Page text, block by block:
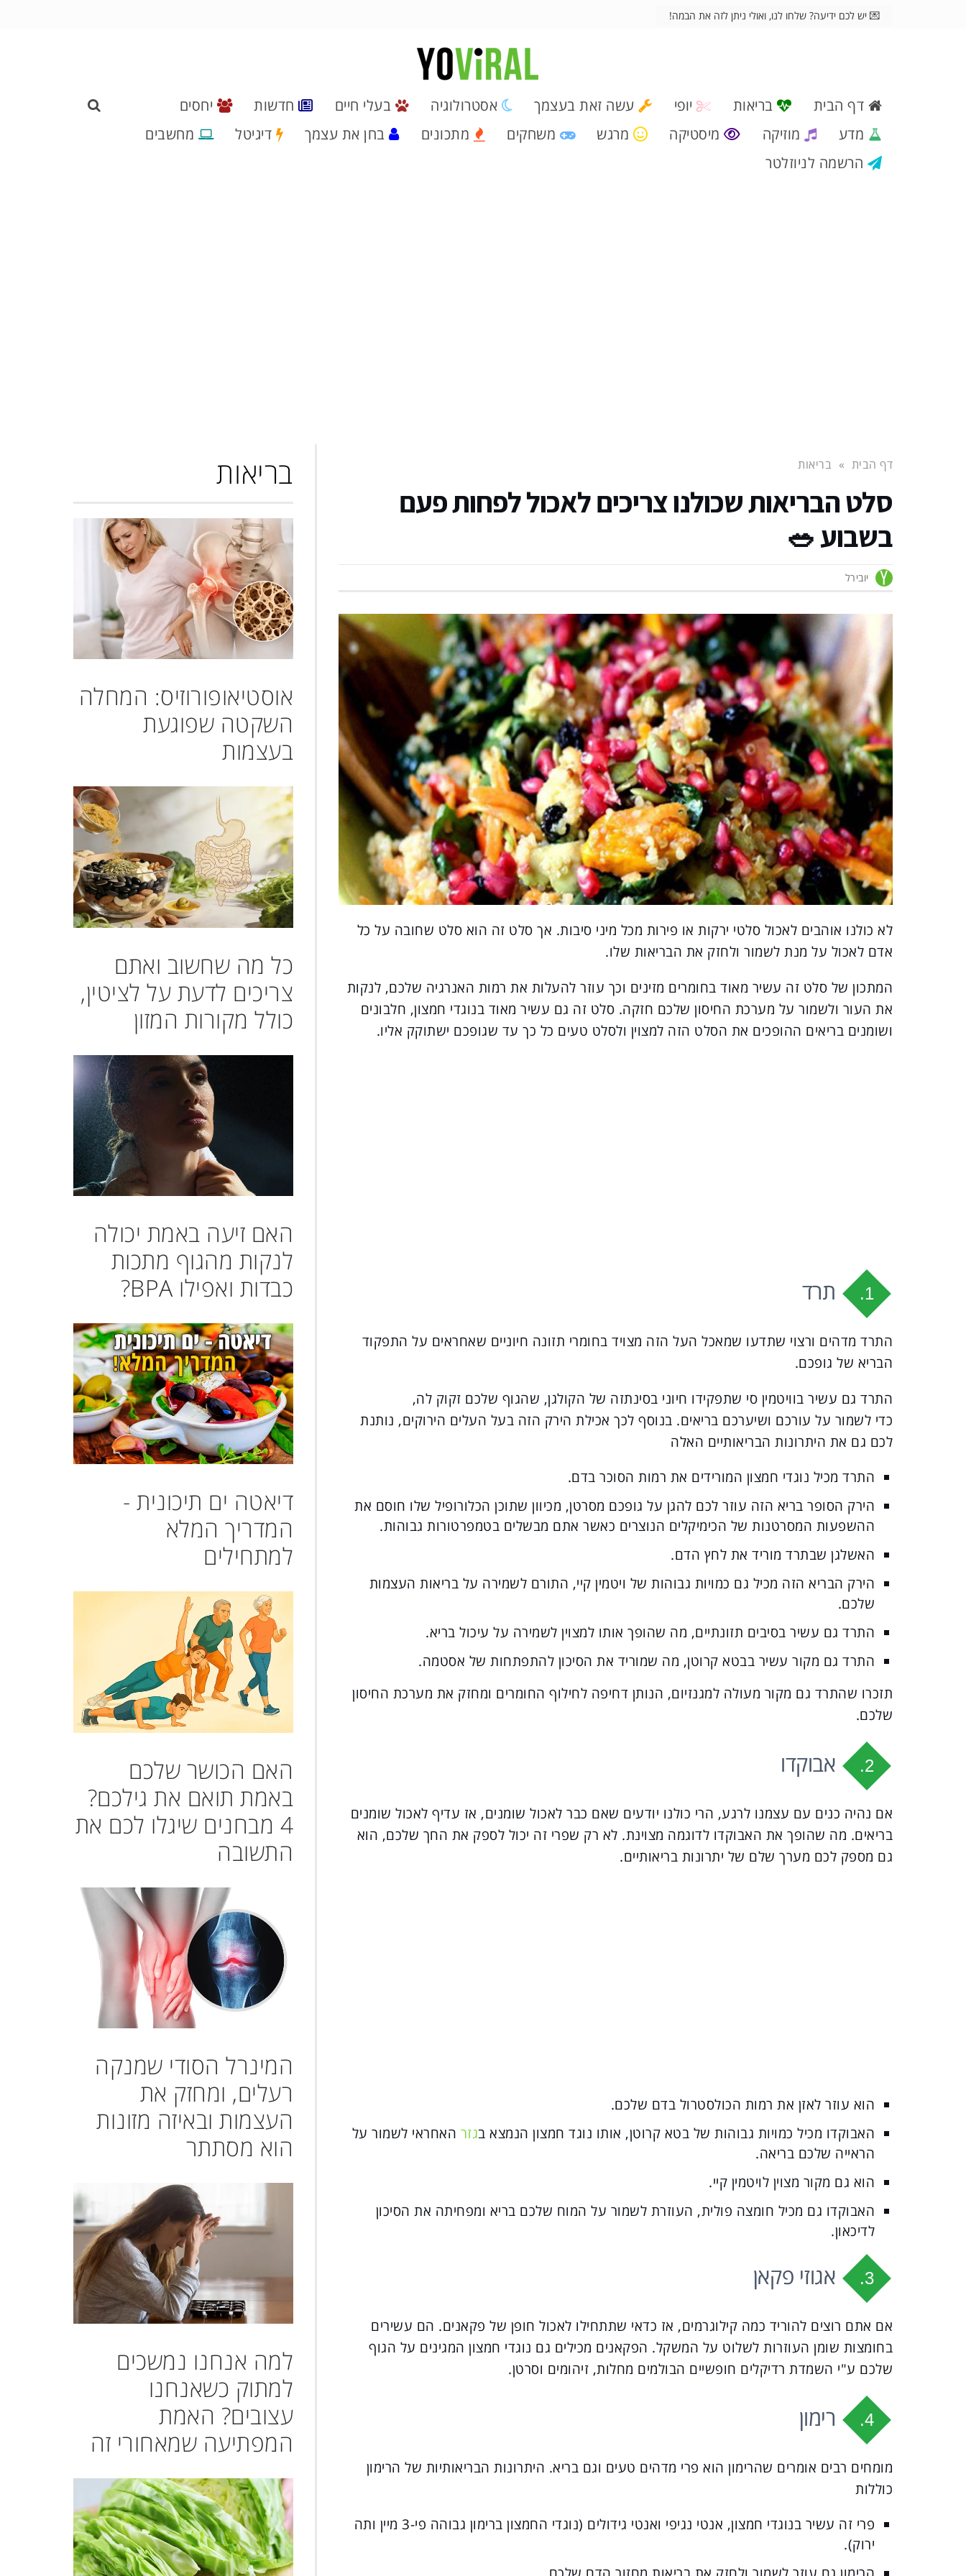
💌 יש לכם ידיעה? שלחו לנו, ואולי ניתן לזה את הבמה!
דף הבית בריאות יופי עשה זאת בעצמך אסטרולוגיה בעלי חיים חדשות
יחסים
מדע
מוזיקה מיסטיקה מרגש משחקים מתכונים בחן את עצמך דיגיטל
מחשבים
הרשמה לניוזלטר
דף הבית » בריאות
סלט הבריאות שכולנו צריכים לאכול לפחות פעם
בשבוע 🥗
יובירל
לא כולנו אוהבים לאכול סלטי ירקות או פירות מכל מיני סיבות. אך סלט זה הוא סלט שחובה על כל
אדם לאכול על מנת לשמור ולחזק את הבריאות שלו.
המתכון של סלט זה עשיר מאוד בחומרים מזינים וכך עוזר להעלות את רמות האנרגיה שלכם, לנקות
את העור ולשמור על מערכת החיסון שלכם חזקה. סלט זה גם עשיר מאוד בנוגדי חמצון, חלבונים
ושומנים בריאים ההופכים את הסלט הזה למצוין ולסלט טעים כל כך עד שגופכם ישתוקק אליו.
1. תרד
התרד מדהים ורצוי שתדעו שמאכל העל הזה מצויד בחומרי תזונה חיוניים שאחראים על התפקוד
הבריא של גופכם.
התרד גם עשיר בוויטמין סי שתפקידו חיוני בסינתזה של הקולגן, שהגוף שלכם זקוק לה,
כדי לשמור על עורכם ושיערכם בריאים. בנוסף לכך אכילת הירק הזה בעל העלים הירוקים, נותנת
לכם גם את היתרונות הבריאותיים האלה
התרד מכיל נוגדי חמצון המורידים את רמות הסוכר בדם.
הירק הסופר בריא הזה עוזר לכם להגן על גופכם מסרטן, מכיוון שתוכן הכלורופיל שלו חוסם את
ההשפעות המסרטנות של הכימיקלים הנוצרים כאשר אתם מבשלים בטמפרטורות גבוהות.
האשלגן שבתרד מוריד את לחץ הדם.
הירק הבריא הזה מכיל גם כמויות גבוהות של ויטמין קיי, התורם לשמירה על בריאות העצמות
שלכם.
התרד גם עשיר בסיבים תזונתיים, מה שהופך אותו למצוין לשמירה על עיכול בריא.
התרד גם מקור עשיר בבטא קרוטן, מה שמוריד את הסיכון להתפתחות של אסטמה.
תזכרו שהתרד גם מקור מעולה למגנזיום, הנותן דחיפה לחילוף החומרים ומחזק את מערכת החיסון
שלכם.
2. אבוקדו
אם נהיה כנים עם עצמנו לרגע, הרי כולנו יודעים שאם כבר לאכול שומנים, אז עדיף לאכול שומנים
בריאים. מה שהופך את האבוקדו לדוגמה מצוינת. לא רק שפרי זה יכול לספק את החך שלכם, הוא
גם מספק לכם מערך שלם של יתרונות בריאותיים.
הוא עוזר לאזן את רמות הכולסטרול בדם שלכם.
האבוקדו מכיל כמויות גבוהות של בטא קרוטן, אותו נוגד חמצון הנמצא בגזר האחראי לשמור על
הראייה שלכם בריאה.
הוא גם מקור מצוין לויטמין קיי.
האבוקדו גם מכיל חומצה פולית, העוזרת לשמור על המוח שלכם בריא ומפחיתה את הסיכון
לדיכאון.
3. אגוזי פקאן
אם אתם רוצים להוריד כמה קילוגרמים, אז כדאי שתתחילו לאכול חופן של פקאנים. הם עשירים
בחומצות שומן העוזרות לשלוט על המשקל. הפקאנים מכילים גם נוגדי חמצון המגינים על הגוף
שלכם ע"י השמדת רדיקלים חופשיים הבולמים מחלות, זיהומים וסרטן.
4. רימון
מומחים רבים אומרים שהרימון הוא פרי מדהים טעים וגם בריא. היתרונות הבריאותיות של הרימון
כוללות
פרי זה עשיר בנוגדי חמצון, אנטי נגיפי ואנטי גידולים (נוגדי החמצון ברימון גבוהה פי-3 מיין ותה
ירוק).
בריאות
אוסטיאופורוזיס: המחלה
השקטה שפוגעת
בעצמות
כל מה שחשוב ואתם
צריכים לדעת על לציטין,
כולל מקורות המזון
האם זיעה באמת יכולה
לנקות מהגוף מתכות
כבדות ואפילו BPA?
דיאטה ים תיכונית -
המדריך המלא
למתחילים
האם הכושר שלכם
באמת תואם את גילכם?
4 מבחנים שיגלו לכם את
התשובה
המינרל הסודי שמנקה
רעלים, ומחזק את
העצמות ובאיזה מזונות
הוא מסתתר
למה אנחנו נמשכים
למתוק כשאנחנו
עצובים? האמת
המפתיעה שמאחורי זה